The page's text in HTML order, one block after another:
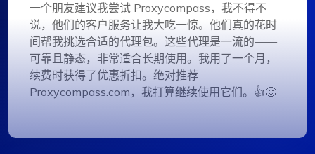
一个朋友建议我尝试 Proxycompass，我不得不
说，他们的客户服务让我大吃一惊。他们真的花时
间帮我挑选合适的代理包。这些代理是一流的——
可靠且静态，非常适合长期使用。我用了一个月，
续费时获得了优惠折扣。绝对推荐
Proxycompass.com，我打算继续使用它们。👍🙂